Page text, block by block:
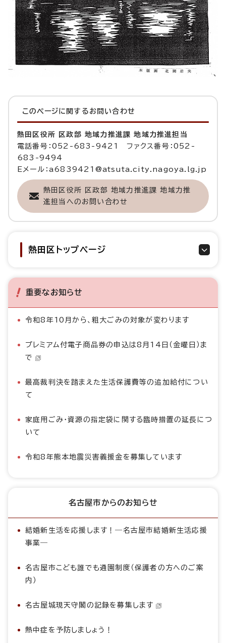
このページに関する お問い合わせ
熱田区役所 区政部 地域力推進課 地域力推進担当
電話番号：052-683-9421 ファクス番号：052-
683-9494
Eメール：a6839421@atsuta.city.nagoya.lg.jp
熱田区役所 区政部 地域力推進課 地域力推
進担当へのお問い合わせ
熱田区トップページ
重要なお知らせ
令和8年10月から、粗大ごみの対象が変わります
プレミアム付電子商品券の申込は8月14日（金曜日）ま
で
最高裁判決を踏まえた生活保護費等の追加給付につい
て
家庭用ごみ・資源の指定袋に関する臨時措置の延長につ
いて
令和8年熊本地震災害義援金を募集しています
名古屋市からのお知らせ
結婚新生活を応援します！―名古屋市結婚新生活応援
事業―
名古屋市こども誰でも通園制度（保護者の方へのご案
内）
名古屋城現天守閣の記録を募集します
熱中症を予防しましょう！